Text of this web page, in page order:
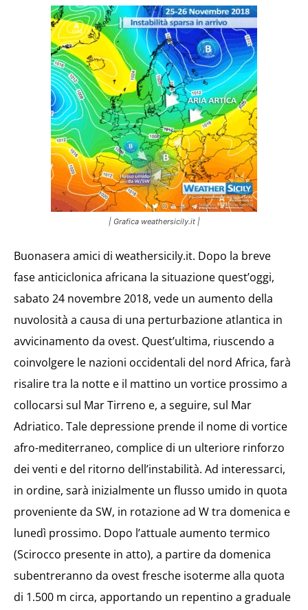
| Grafica weathersicily.it |
Buonasera amici di weathersicily.it. Dopo la breve
fase anticiclonica africana la situazione quest’oggi,
sabato 24 novembre 2018, vede un aumento della
nuvolosità a causa di una perturbazione atlantica in
avvicinamento da ovest. Quest’ultima, riuscendo a
coinvolgere le nazioni occidentali del nord Africa, farà
risalire tra la notte e il mattino un vortice prossimo a
collocarsi sul Mar Tirreno e, a seguire, sul Mar
Adriatico. Tale depressione prende il nome di vortice
afro-mediterraneo, complice di un ulteriore rinforzo
dei venti e del ritorno dell’instabilità. Ad interessarci,
in ordine, sarà inizialmente un flusso umido in quota
proveniente da SW, in rotazione ad W tra domenica e
lunedì prossimo. Dopo l’attuale aumento termico
(Scirocco presente in atto), a partire da domenica
subentreranno da ovest fresche isoterme alla quota
di 1.500 m circa, apportando un repentino a graduale